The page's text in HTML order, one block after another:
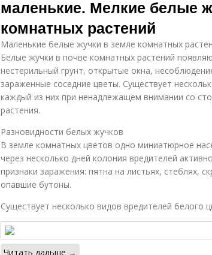
маленькие. Мелкие белые
комнатных растений
Маленькие белые жучки в земле комнатных
Белые жучки в почве комнатных растений
нестерильный грунт, открытые окна,
зараженные соседние цветы. Существует
каждый из них при ненадлежащем внимании со
растения.
Разновидности белых жучков
В земле комнатных цветов одно миниатюрное
через несколько дней колония вредителей
признаки заражения: пятна на листьях, стеблях,
опавшие бутоны.
Существует несколько видов вредителей белого
Читать дальше →